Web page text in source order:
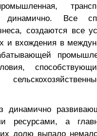
динамично. Все
создаются все
и вхождения в
динамично
ресурсами, а
долю выпало